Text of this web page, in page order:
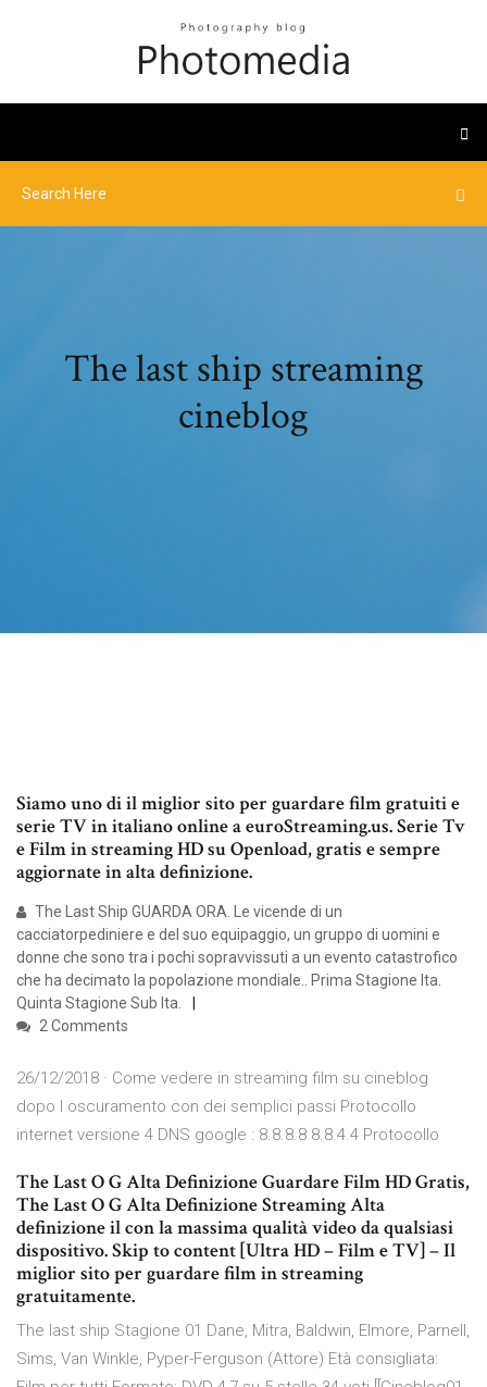
The last ship streaming
cineblog
Siamo uno di il miglior sito per guardare film gratuiti e
serie TV in italiano online a euroStreaming.us. Serie Tv
e Film in streaming HD su Openload, gratis e sempre
aggiornate in alta definizione.
The Last Ship GUARDA ORA. Le vicende di un
cacciatorpediniere e del suo equipaggio, un gruppo di uomini e
donne che sono tra i pochi sopravvissuti a un evento catastrofico
che ha decimato la popolazione mondiale.. Prima Stagione Ita.
Quinta Stagione Sub Ita.
2 Comments
26/12/2018 · Come vedere in streaming film su cineblog
dopo l oscuramento con dei semplici passi Protocollo
internet versione 4 DNS google : 8.8.8.8 8.8.4.4 Protocollo
The Last O G Alta Definizione Guardare Film HD Gratis,
The Last O G Alta Definizione Streaming Alta
definizione il con la massima qualità video da qualsiasi
dispositivo. Skip to content [Ultra HD – Film e TV] – Il
miglior sito per guardare film in streaming
gratuitamente.
The last ship Stagione 01 Dane, Mitra, Baldwin, Elmore, Parnell,
Sims, Van Winkle, Pyper-Ferguson (Attore) Età consigliata: